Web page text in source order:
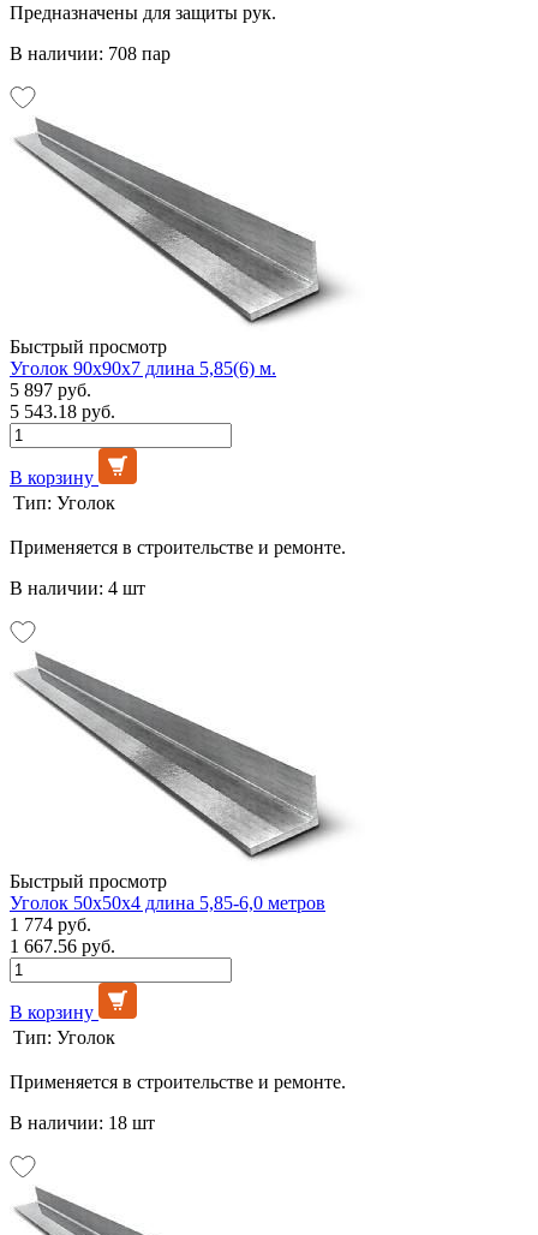
Предназначены для защиты рук.
В наличии: 708 пар
Быстрый просмотр
Уголок 90х90х7 длина 5,85(6) м.
5 897 руб.
5 543.18 руб.
В корзину
Тип: Уголок
Применяется в строительстве и ремонте.
В наличии: 4 шт
Быстрый просмотр
Уголок 50х50х4 длина 5,85-6,0 метров
1 774 руб.
1 667.56 руб.
В корзину
Тип: Уголок
Применяется в строительстве и ремонте.
В наличии: 18 шт